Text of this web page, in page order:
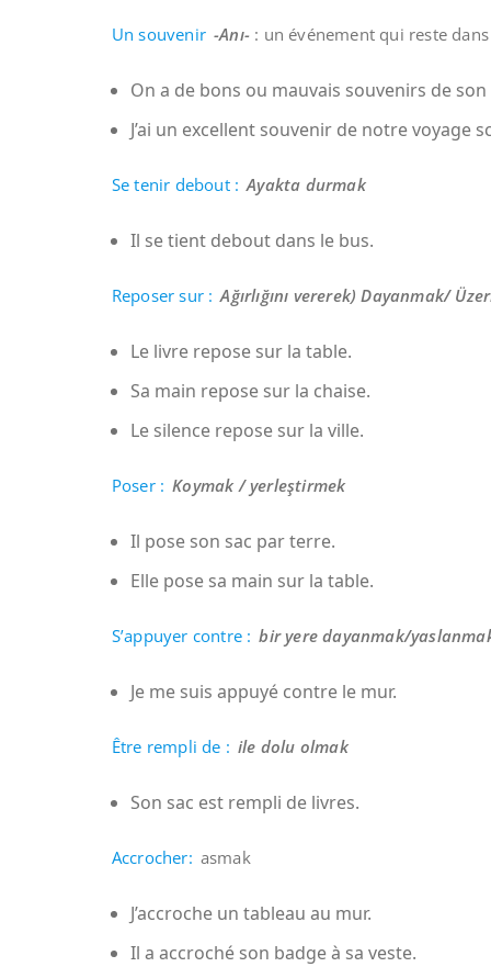
Un souvenir -Anı- : un événement qui reste
On a de bons ou mauvais souvenirs de
J’ai un excellent souvenir de notre voyage
Se tenir debout : Ayakta durmak
Il se tient debout dans le bus.
Reposer sur : Ağırlığını vererek) Dayanmak/
Le livre repose sur la table.
Sa main repose sur la chaise.
Le silence repose sur la ville.
Poser : Koymak / yerleştirmek
Il pose son sac par terre.
Elle pose sa main sur la table.
S’appuyer contre : bir yere dayanmak/
Je me suis appuyé contre le mur.
Être rempli de : ile dolu olmak
Son sac est rempli de livres.
Accrocher: asmak
J’accroche un tableau au mur.
Il a accroché son badge à sa veste.